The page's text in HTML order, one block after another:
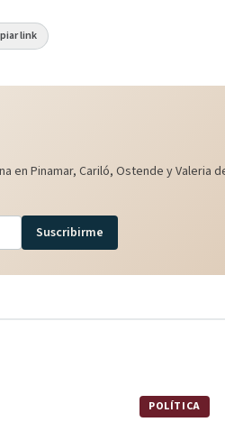
link
Pinamar, Cariló, Ostende y Valeria
Suscribirme
POLÍTICA